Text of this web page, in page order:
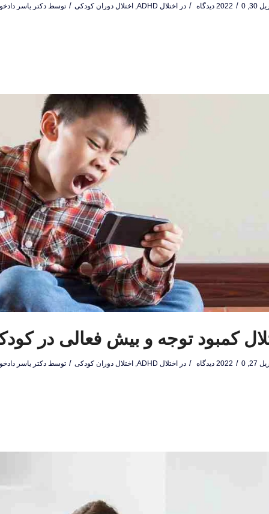
30, 2022
/ 0 دیدگاه / دراختلال ADHD ,اختلال دوران کودکی / توسطدکتر یاسر
کمبود توجه و بیش فعالی در
2022
/ 0 دیدگاه / دراختلال ADHD ,اختلال دوران کودکی / توسطدکتر یاسر